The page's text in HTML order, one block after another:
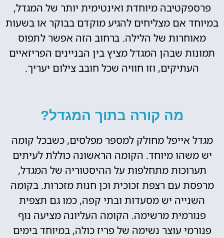
פרספקטיבה מיוחדת ואינטימית יותר של המגדל,
במיוחד אם מצליחים להגיע מוקדם בבוקר או בשעות
מאוחרות של הלילה. ברחוב הזה אפשר לתפוס
תמונות שבהן המגדל מציץ בין הבניינים הפריזאיים
העתיקים, וזו חוויה שכל חובב צילום יעריך.
מה קורה בתוך המגדל?
מגדל אייפל מחולק למספר מפלסים, כשבכל קומה
יש משהו מיוחד. הקומה הראשונה כוללת לעיתים
תערוכות מתחלפות על ההיסטוריה של המגדל,
מרפסת עם רצפת זכוכית וכן חנות מזכרות. בקומה
השנייה יש מסעדות ובתי קפה, כמו גם תצפית
פנורמית מרשימה. הקומה העליונה מציעה נוף
פנורמי עוצר נשימה של פריז כולה, במיוחד בימים